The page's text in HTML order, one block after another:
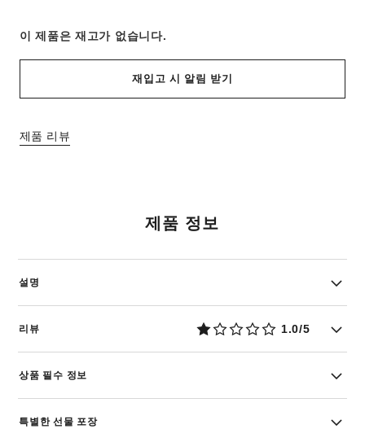
이 제품은재고가 없습니다.
재입고 시 알림 받기
제품 리뷰
제품 정보
설명
리뷰 1.0/5
상품 필수 정보
특별한 선물 포장